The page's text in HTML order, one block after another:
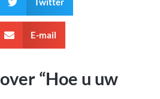
E-mail
“Hoe u uw